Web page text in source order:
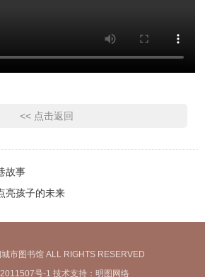
<< 点击返回
故事
亮孩子的未来
市图书馆 ALL RIGHTS RESERVED
号-1 技术支持： 明图网络